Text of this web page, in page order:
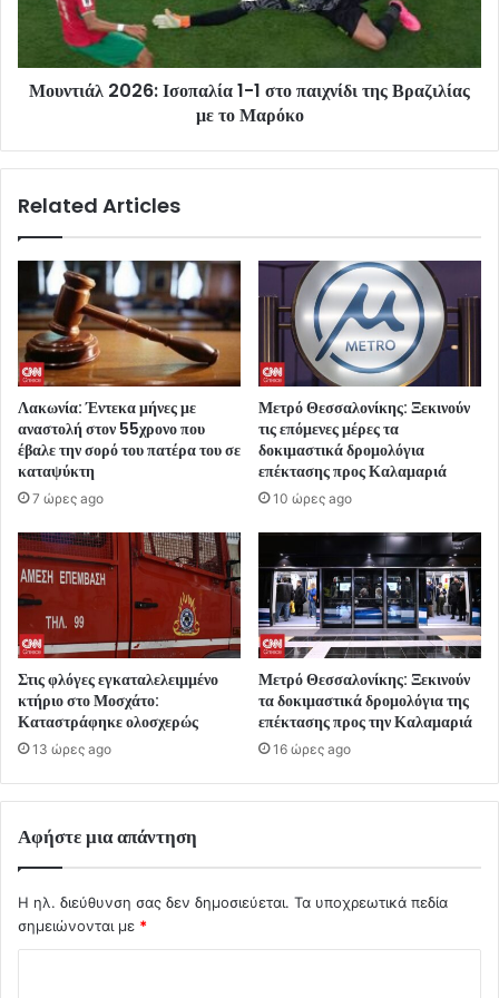
Μουντιάλ 2026: Ισοπαλία 1-1 στο παιχνίδι της Βραζιλίας
με το Μαρόκο
Related Articles
Λακωνία: Έντεκα μήνες με
αναστολή στον 55χρονο που
έβαλε την σορό του πατέρα του σε
καταψύκτη
7 ώρες ago
Μετρό Θεσσαλονίκης: Ξεκινούν
τις επόμενες μέρες τα
δοκιμαστικά δρομολόγια
επέκτασης προς Καλαμαριά
10 ώρες ago
Στις φλόγες εγκαταλελειμμένο
κτήριο στο Μοσχάτο:
Καταστράφηκε ολοσχερώς
13 ώρες ago
Μετρό Θεσσαλονίκης: Ξεκινούν
τα δοκιμαστικά δρομολόγια της
επέκτασης προς την Καλαμαριά
16 ώρες ago
Αφήστε μια απάντηση
Η ηλ. διεύθυνση σας δεν δημοσιεύεται. Τα υποχρεωτικά πεδία
σημειώνονται με *